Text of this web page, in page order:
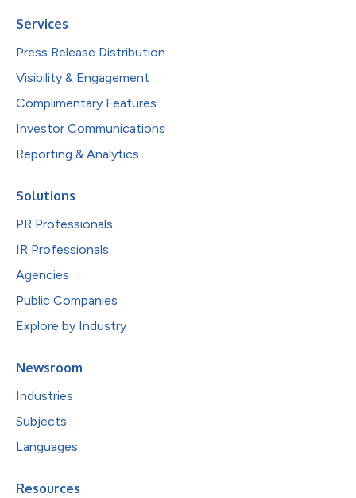
Services
Press Release Distribution
Visibility & Engagement
Complimentary Features
Investor Communications
Reporting & Analytics
Solutions
PR Professionals
IR Professionals
Agencies
Public Companies
Explore by Industry
Newsroom
Industries
Subjects
Languages
Resources